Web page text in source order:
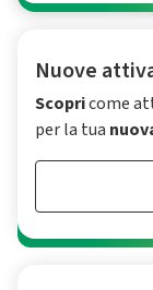
Nuove
Scopricome
per la tua